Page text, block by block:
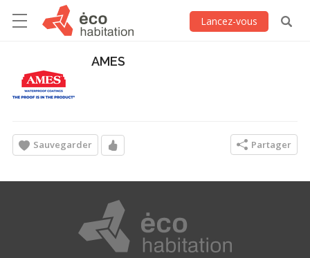
Lancez-vous
AMES
Sauvegarder Partager